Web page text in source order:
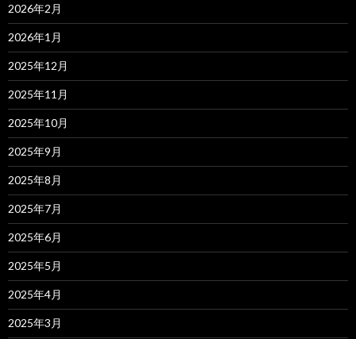
2026年2月
2026年1月
2025年12月
2025年11月
2025年10月
2025年9月
2025年8月
2025年7月
2025年6月
2025年5月
2025年4月
2025年3月